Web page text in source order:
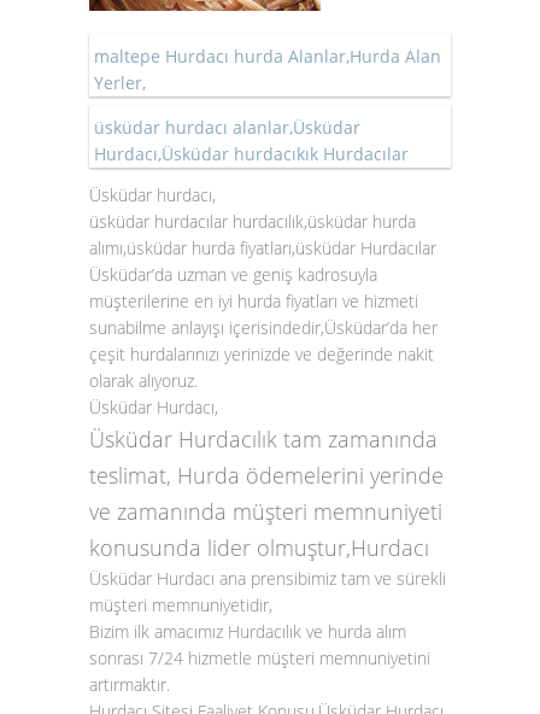
maltepe Hurdacı hurda Alanlar,Hurda Alan
Yerler,
üsküdar hurdacı alanlar,Üsküdar
Hurdacı,Üsküdar hurdacıkık Hurdacılar
Üsküdar hurdacı,
üsküdar hurdacılar hurdacılık,üsküdar hurda
alımı,üsküdar hurda fiyatları,üsküdar Hurdacılar
Üsküdar’da uzman ve geniş kadrosuyla
müşterilerine en iyi hurda fiyatları ve hizmeti
sunabilme anlayışı içerisindedir,Üsküdar’da her
çeşit hurdalarınızı yerinizde ve değerinde nakit
olarak alıyoruz.
Üsküdar Hurdacı,
Üsküdar Hurdacılık tam zamanında
teslimat, Hurda ödemelerini yerinde
ve zamanında müşteri memnuniyeti
konusunda lider olmuştur,Hurdacı
Üsküdar Hurdacı ana prensibimiz tam ve sürekli
müşteri memnuniyetidir,
Bizim ilk amacımız Hurdacılık ve hurda alım
sonrası 7/24 hizmetle müşteri memnuniyetini
artırmaktır.